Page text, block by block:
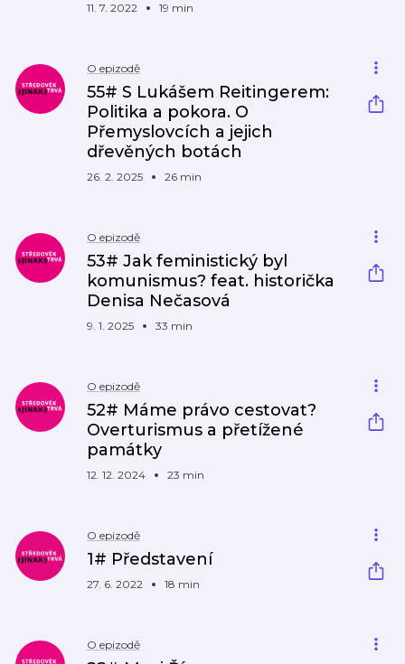
11. 7. 2022 19 min
O epizodě
55# S Lukášem Reitingerem:
Politika a pokora. O
Přemyslovcích a jejich
dřevěných botách
26. 2. 2025 26 min
O epizodě
53# Jak feministický byl
komunismus? feat. historička
Denisa Nečasová
9. 1. 2025 33 min
O epizodě
52# Máme právo cestovat?
Overturismus a přetížené
památky
12. 12. 2024 23 min
O epizodě
1# Představení
27. 6. 2022 18 min
O epizodě